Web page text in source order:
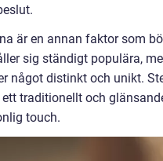
är en annan faktor som
sig ständigt populära,
något distinkt och unikt.
traditionellt och
touch.